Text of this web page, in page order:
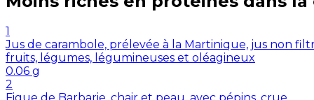
1
Jus de carambole, prélevée à la Martinique, jus non
fruits, légumes, légumineuses et oléagineux
0.06 g
2